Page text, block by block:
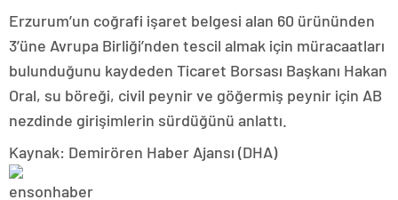
Erzurum’un coğrafi işaret belgesi alan 60 ürününden
3’üne Avrupa Birliği’nden tescil almak için müracaatları
bulunduğunu kaydeden Ticaret Borsası Başkanı Hakan
Oral, su böreği, civil peynir ve göğermiş peynir için AB
nezdinde girişimlerin sürdüğünü anlattı.
Kaynak: Demirören Haber Ajansı (DHA)